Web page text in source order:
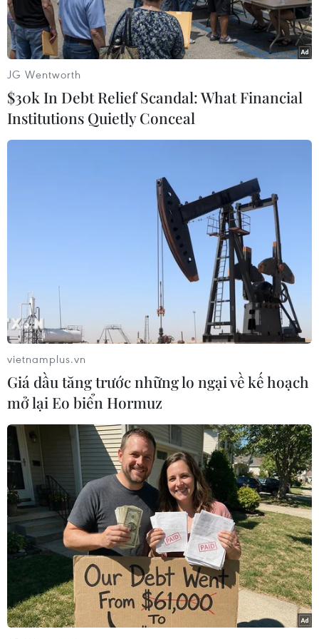
Các suất quà cứu trợ đã được trao tận tay bà con vùng lũ ở
Quảng Bình. (Ảnh: Võ Dung/TTXVN)
Những ngày qua, tại tỉnh Quảng Bình mưa lớn,
nước lũ bủa vây tứ phía, hơn 100.000 ngôi nhà
ngập chìm trong nước; hàng trăm xã, thôn, bản,
làng bị cô lập.
Trận lũ lụt này được xem là lớn nhất trong vòng
hơn 40 năm qua. Tính đến ngày 21/10, trên địa
bàn tỉnh Quảng Bình đã có 7 người chết, hàng
chục người bị thương. Số liệu thống kê thiệt hại
về kinh tế chưa thể đo đếm được.
Sáng 21/10, mực nước trên các dòng sông đã
giảm dần, riêng sông Kiến Giang qua hai huyện
Quảng Ninh và Lệ Thủy vẫn ở mức trên báo
động 3 và xuống rất chậm.
Huyện Quảng Ninh, Lệ Thủy nằm ở phía Nam
tỉnh Quảng Bình là nơi bị ngập lụt sâu và rộng
nhất với hơn 50.000 ngôi nhà bị chìm trong lũ.
Đêm 20/10 và sáng 21/10, nước lũ đã xuống
JG Wentworth
$30k In Debt Relief Scandal: What Financial
Institutions Quietly Conceal
vietnamplus.vn
Giá dầu tăng trước những lo ngại về kế hoạch
mở lại Eo biển Hormuz